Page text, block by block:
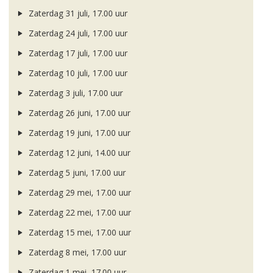
Zaterdag 31 juli, 17.00 uur
Zaterdag 24 juli, 17.00 uur
Zaterdag 17 juli, 17.00 uur
Zaterdag 10 juli, 17.00 uur
Zaterdag 3 juli, 17.00 uur
Zaterdag 26 juni, 17.00 uur
Zaterdag 19 juni, 17.00 uur
Zaterdag 12 juni, 14.00 uur
Zaterdag 5 juni, 17.00 uur
Zaterdag 29 mei, 17.00 uur
Zaterdag 22 mei, 17.00 uur
Zaterdag 15 mei, 17.00 uur
Zaterdag 8 mei, 17.00 uur